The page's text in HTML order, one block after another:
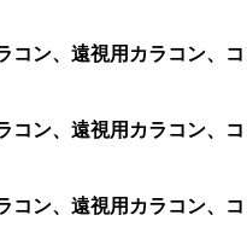
ン、遠視用カラコン、
ン、遠視用カラコン、
ン、遠視用カラコン、